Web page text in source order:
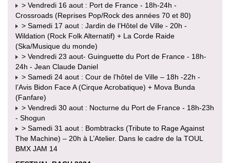
> Vendredi 16 aout : Port de France - 18h-24h -
Crossroads (Reprises Pop/Rock des années 70 et 80)
> Samedi 17 aout : Jardin de l’Hôtel de Ville - 20h -
Wildation (Rock Folk Alternatif) + La Corde Raide
(Ska/Musique du monde)
> Vendredi 23 aout- Guinguette du Port de France - 18h-
24h - Jean Claude Daniel
> Samedi 24 aout : Cour de l’hôtel de Ville – 18h -22h -
l’Avis Bidon Face A (Cirque Acrobatique) + Mova Bunda
(Fanfare)
> Vendredi 30 aout : Nocturne du Port de France - 18h-23h
- Shogun
> Samedi 31 aout : Bombtracks (Tribute to Rage Against
The Machine) – 20h à L’Atelier. Dans le cadre de la TOUL
BMX JAM 14